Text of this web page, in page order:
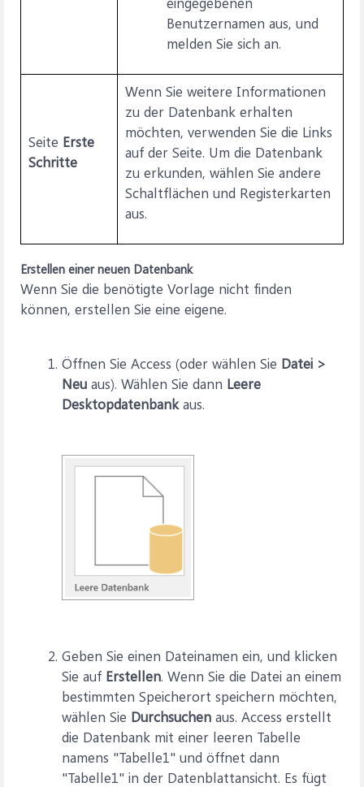
Benutzernamen aus, und
melden Sie sich an.
Seite Erste
Schritte
Wenn Sie weitere Informationen
zu der Datenbank erhalten
möchten, verwenden Sie die Links
auf der Seite. Um die Datenbank
zu erkunden, wählen Sie andere
Schaltflächen und Registerkarten
aus.
Erstellen einer neuen Datenbank
Wenn Sie die benötigte Vorlage nicht finden
können, erstellen Sie eine eigene.
Öffnen Sie Access (oder wählen Sie Datei >
Neu aus). Wählen Sie dann Leere
Desktopdatenbankaus.
Geben Sie einen Dateinamen ein, und klicken
Sie auf Erstellen. Wenn Sie die Datei an einem
bestimmten Speicherort speichern möchten,
wählen Sie Durchsuchen aus. Access erstellt
die Datenbank mit einer leeren Tabelle
namens "Tabelle1" und öffnet dann
"Tabelle1" in der Datenblattansicht. Es fügt